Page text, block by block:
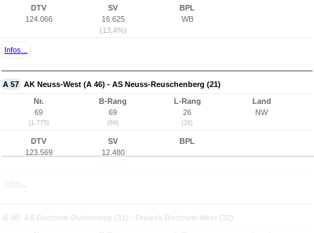
DTV
124.066
SV
16.625
(13,4%)
BPL
WB
Infos...
A 57 AK Neuss-West (A 46) - AS Neuss-Reuschenberg (21)
Nr.
69
(1.775)
B-Rang
69
(69)
L-Rang
26
(26)
Land
NW
DTV
123.569
SV
12.480
BPL
Infos...
A 40 AS Bochum-Dückerweg (31) - Dreieck Bochum-West (32)